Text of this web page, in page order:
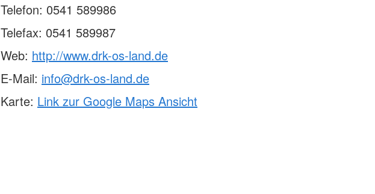
Telefon: 0541 589986
Telefax: 0541 589987
Web: http://www.drk-os-land.de
E-Mail: info@drk-os-land.de
Karte: Link zur Google Maps Ansicht